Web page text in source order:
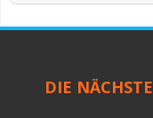
DIE